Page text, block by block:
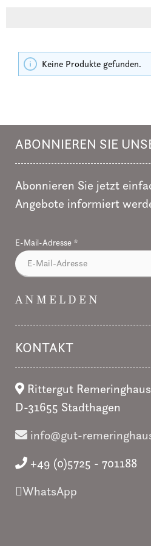
Keine Produkte gefunden.
ABONNIEREN SIE
Abonnieren Sie jetzt
Angebote informiert
E-Mail-Adresse *
ANMELDEN
KONTAKT
Rittergut
D-31655 Stadthagen
info@gut-
+49 (0)5725 - 701188
WhatsApp